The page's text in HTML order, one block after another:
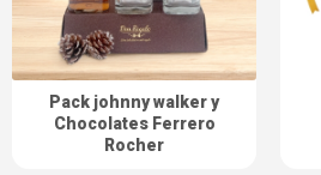
Pack johnny walker y
Chocolates Ferrero
Rocher